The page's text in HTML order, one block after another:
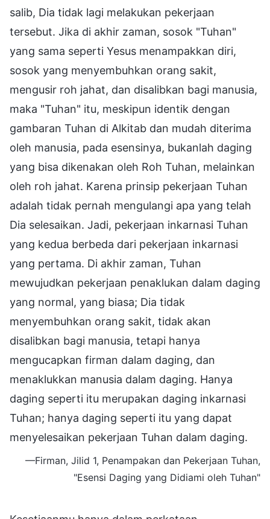
salib, Dia tidak lagi melakukan pekerjaan
tersebut. Jika di akhir zaman, sosok "Tuhan"
yang sama seperti Yesus menampakkan diri,
sosok yang menyembuhkan orang sakit,
mengusir roh jahat, dan disalibkan bagi manusia,
maka "Tuhan" itu, meskipun identik dengan
gambaran Tuhan di Alkitab dan mudah diterima
oleh manusia, pada esensinya, bukanlah daging
yang bisa dikenakan oleh Roh Tuhan, melainkan
oleh roh jahat. Karena prinsip pekerjaan Tuhan
adalah tidak pernah mengulangi apa yang telah
Dia selesaikan. Jadi, pekerjaan inkarnasi Tuhan
yang kedua berbeda dari pekerjaan inkarnasi
yang pertama. Di akhir zaman, Tuhan
mewujudkan pekerjaan penaklukan dalam daging
yang normal, yang biasa; Dia tidak
menyembuhkan orang sakit, tidak akan
disalibkan bagi manusia, tetapi hanya
mengucapkan firman dalam daging, dan
menaklukkan manusia dalam daging. Hanya
daging seperti itu merupakan daging inkarnasi
Tuhan; hanya daging seperti itu yang dapat
menyelesaikan pekerjaan Tuhan dalam daging.
—Firman, Jilid 1, Penampakan dan Pekerjaan Tuhan,
"Esensi Daging yang Didiami oleh Tuhan"